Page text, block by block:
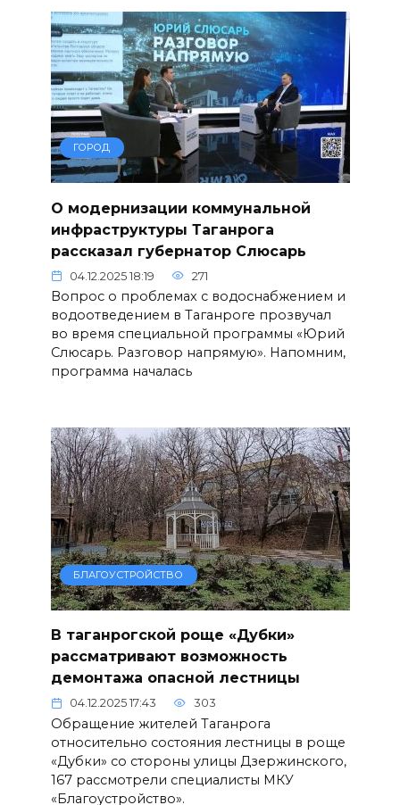
ГОРОД
О модернизации коммунальной
инфраструктуры Таганрога
рассказал губернатор Слюсарь
04.12.2025 18:19 271
Вопрос о проблемах с водоснабжением и
водоотведением в Таганроге прозвучал
во время специальной программы «Юрий
Слюсарь. Разговор напрямую». Напомним,
программа началась
БЛАГОУСТРОЙСТВО
В таганрогской роще «Дубки»
рассматривают возможность
демонтажа опасной лестницы
04.12.2025 17:43 303
Обращение жителей Таганрога
относительно состояния лестницы в роще
«Дубки» со стороны улицы Дзержинского,
167 рассмотрели специалисты МКУ
«Благоустройство».